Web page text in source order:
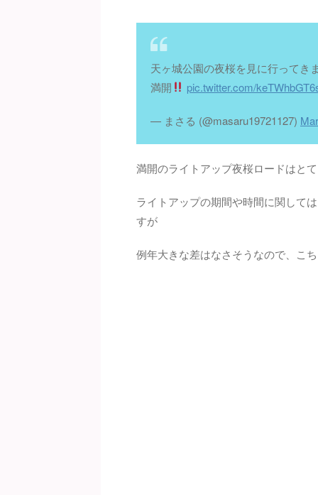
天ヶ城公園の夜桜を見に行ってき
満開
pic.twitter.com/
— まさる (@masaru19721127)
満開のライトアップ夜桜ロードはと
ライトアップの期間や時間に関して
すが
例年大きな差はなさそうなので、こ